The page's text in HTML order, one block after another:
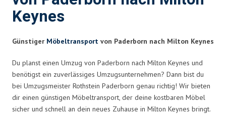
Keynes
Günstiger Möbeltransport von Paderborn nach Milton Keynes
Du planst einen Umzug von Paderborn nach Milton Keynes und
benötigst ein zuverlässiges Umzugsunternehmen? Dann bist du
bei Umzugsmeister Rothstein Paderborn genau richtig! Wir bieten
dir einen günstigen Möbeltransport, der deine kostbaren Möbel
sicher und schnell an dein neues Zuhause in Milton Keynes bringt.